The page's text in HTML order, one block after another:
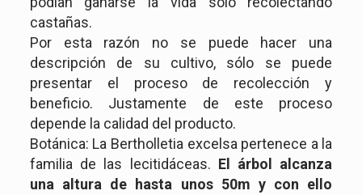
castañas.
Por esta razón no se puede hacer una
descripción de su cultivo, sólo se puede
presentar el proceso de recolección y
beneficio. Justamente de este proceso
depende la calidad del producto.
Botánica: La Bertholletia excelsa pertenece a la
familia de las lecitidáceas. El árbol alcanza
una altura de hasta unos 50m y con ello